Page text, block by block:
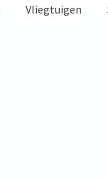
Vliegtuigen